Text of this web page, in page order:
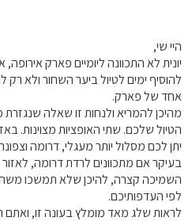
היי שי,
יונית לא התכוונה ליומיים פארק אירופה,
להוסיף ימים לטיול ביער השחור ולא רק
אחד של פארק.
מהיכן להמריא ולנחות זו שאלה
הטיול שלכם. שתי האופציות מצוינות.
יתן לכם מסלול יותר מעגלי, דרומה
בעיקר אם מתכוונים לרדת דרומה,
השמיכה קצרה, להיכן שלא תמשכו משהו
לפי העדפותיכם.
לראות שלג מאד מומלץ בעונה זו,